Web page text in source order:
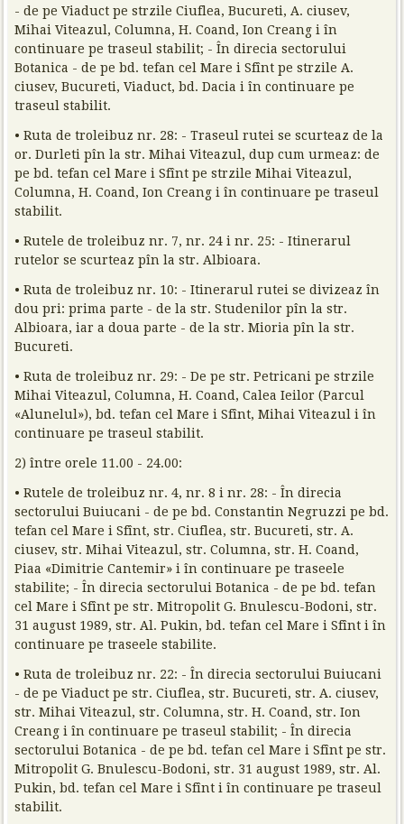
- de pe Viaduct pe strzile Ciuflea, Bucureti, A. ciusev,
Mihai Viteazul, Columna, H. Coand, Ion Creang i în
continuare pe traseul stabilit; - În direcia sectorului
Botanica - de pe bd. tefan cel Mare i Sfînt pe strzile A.
ciusev, Bucureti, Viaduct, bd. Dacia i în continuare pe
traseul stabilit.
• Ruta de troleibuz nr. 28: - Traseul rutei se scurteaz de la
or. Durleti pîn la str. Mihai Viteazul, dup cum urmeaz: de
pe bd. tefan cel Mare i Sfînt pe strzile Mihai Viteazul,
Columna, H. Coand, Ion Creang i în continuare pe traseul
stabilit.
• Rutele de troleibuz nr. 7, nr. 24 i nr. 25: - Itinerarul
rutelor se scurteaz pîn la str. Albioara.
• Ruta de troleibuz nr. 10: - Itinerarul rutei se divizeaz în
dou pri: prima parte - de la str. Studenilor pîn la str.
Albioara, iar a doua parte - de la str. Mioria pîn la str.
Bucureti.
• Ruta de troleibuz nr. 29: - De pe str. Petricani pe strzile
Mihai Viteazul, Columna, H. Coand, Calea Ieilor (Parcul
«Alunelul»), bd. tefan cel Mare i Sfînt, Mihai Viteazul i în
continuare pe traseul stabilit.
2) între orele 11.00 - 24.00:
• Rutele de troleibuz nr. 4, nr. 8 i nr. 28: - În direcia
sectorului Buiucani - de pe bd. Constantin Negruzzi pe bd.
tefan cel Mare i Sfînt, str. Ciuflea, str. Bucureti, str. A.
ciusev, str. Mihai Viteazul, str. Columna, str. H. Coand,
Piaa «Dimitrie Cantemir» i în continuare pe traseele
stabilite; - În direcia sectorului Botanica - de pe bd. tefan
cel Mare i Sfînt pe str. Mitropolit G. Bnulescu-Bodoni, str.
31 august 1989, str. Al. Pukin, bd. tefan cel Mare i Sfînt i în
continuare pe traseele stabilite.
• Ruta de troleibuz nr. 22: - În direcia sectorului Buiucani
- de pe Viaduct pe str. Ciuflea, str. Bucureti, str. A. ciusev,
str. Mihai Viteazul, str. Columna, str. H. Coand, str. Ion
Creang i în continuare pe traseul stabilit; - În direcia
sectorului Botanica - de pe bd. tefan cel Mare i Sfînt pe str.
Mitropolit G. Bnulescu-Bodoni, str. 31 august 1989, str. Al.
Pukin, bd. tefan cel Mare i Sfînt i în continuare pe traseul
stabilit.